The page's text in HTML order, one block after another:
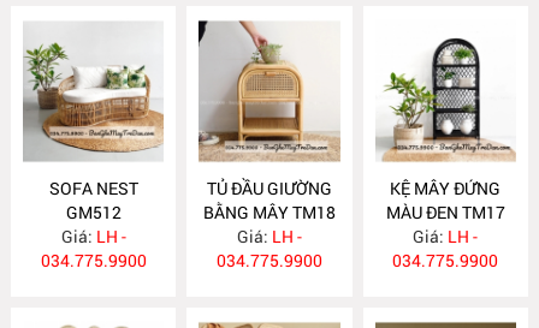
SOFA NEST
GM512
Giá: LH -
034.775.9900
TỦ ĐẦU GIƯỜNG
BẰNG MÂY TM18
Giá: LH -
034.775.9900
KỆ MÂY ĐỨNG
MÀU ĐEN TM17
Giá: LH -
034.775.9900